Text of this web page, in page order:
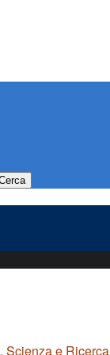
, Scienza e